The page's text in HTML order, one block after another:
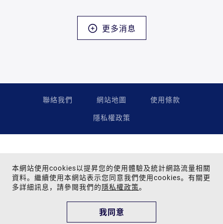
更多消息
聯絡我們 網站地圖
使用條款
隱私權政策
Copyright © 2024 Far Eastern Group All rights reserved.
為提供您最佳的瀏覽品質與網站體驗，建議您使用Google Chrome、
Firefox、Safari瀏覽器，並更新至最新版本。
本網站使用cookies以提昇您的使用體驗及統計網路流量相關
資料。繼續使用本網站表示您同意我們使用cookies。有關更
多詳細訊息，請參閱我們的隱私權政策。
我同意